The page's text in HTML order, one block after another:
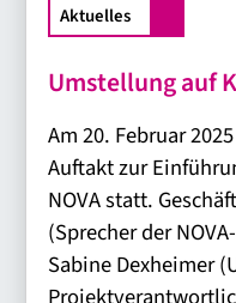
Aktuelles
Umstellung auf
Am 20. Februar
Auftakt zur
NOVA statt.
(Sprecher der
Sabine Dexheimer